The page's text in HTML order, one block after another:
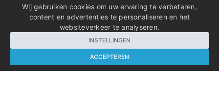
Mijn account
Wij gebruiken cookies om uw ervaring te verbeteren,
content en advertenties te personaliseren en het
websiteverkeer te analyseren.
INSTELLINGEN
ACCEPTEREN